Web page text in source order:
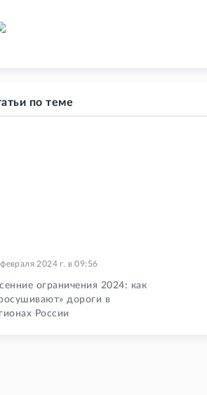
по теме
2024 г. в09:56
ограничения 2024: как
дороги в
России